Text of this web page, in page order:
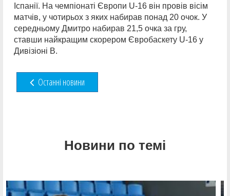
Іспанії. На чемпіонаті Європи U-16 він провів вісім
матчів, у чотирьох з яких набирав понад 20 очок. У
середньому Дмитро набирав 21,5 очка за гру,
ставши найкращим скорером Євробаскету U-16 у
Дивізіоні B.
Останні новини
Новини по темі